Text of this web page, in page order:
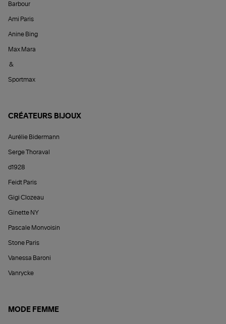
Barbour
Ami Paris
Anine Bing
Max Mara
&
Sportmax
CRÉATEURS BIJOUX
Aurélie Bidermann
Serge Thoraval
d1928
Feidt Paris
Gigi Clozeau
Ginette NY
Pascale Monvoisin
Stone Paris
Vanessa Baroni
Vanrycke
MODE FEMME